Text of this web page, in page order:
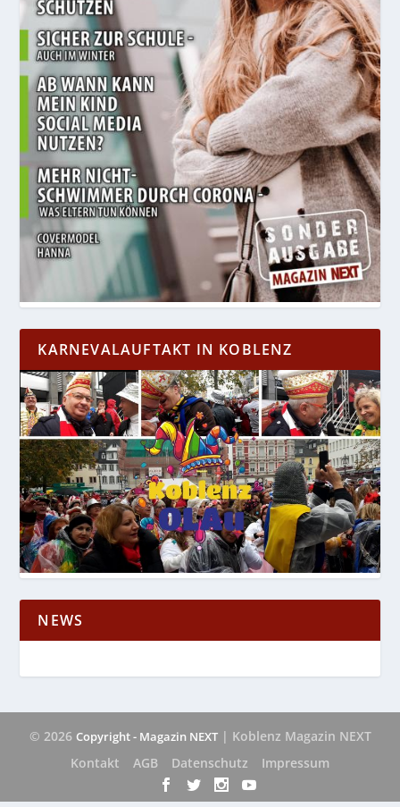
KARNEVALAUFTAKT IN KOBLENZ
NEWS
© 2026 Copyright - Magazin NEXT| Koblenz Magazin NEXT
Kontakt
AGB Datenschutz Impressum